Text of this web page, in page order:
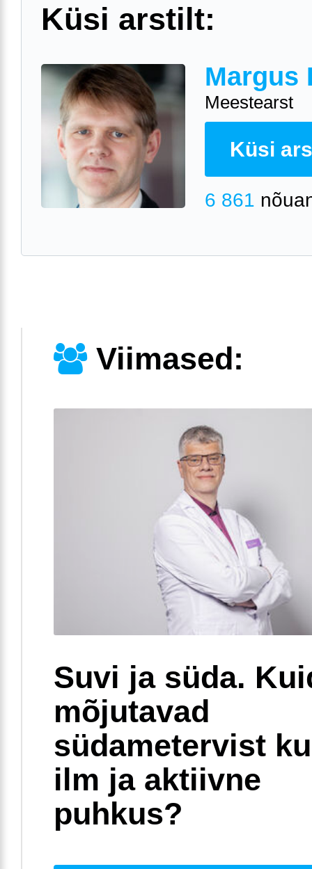
Küsi arstilt:
Margus
Meestearst
Küsi
6 861
Viimased:
Suvi ja süda.
mõjutavad
südametervist
ilm ja aktiivne
puhkus?